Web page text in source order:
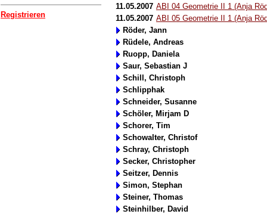
Registrieren
11.05.2007 ABI 04 Geometrie II 1 (Anja
11.05.2007 ABI 05 Geometrie II 1 (Anja
Röder, Jann
Rüdele, Andreas
Ruopp, Daniela
Saur, Sebastian J
Schill, Christoph
Schlipphak
Schneider, Susanne
Schöler, Mirjam D
Schorer, Tim
Schowalter, Christof
Schray, Christoph
Secker, Christopher
Seitzer, Dennis
Simon, Stephan
Steiner, Thomas
Steinhilber, David